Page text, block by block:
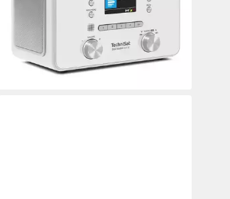
145,00 €
mtl. in 12 Raten
-21%
lieferbar - in 2-3 Werktagen bei dir